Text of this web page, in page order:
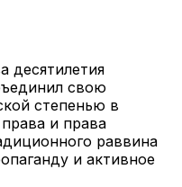
десятилетия
свою
степенью в
и права
раввина
и активное